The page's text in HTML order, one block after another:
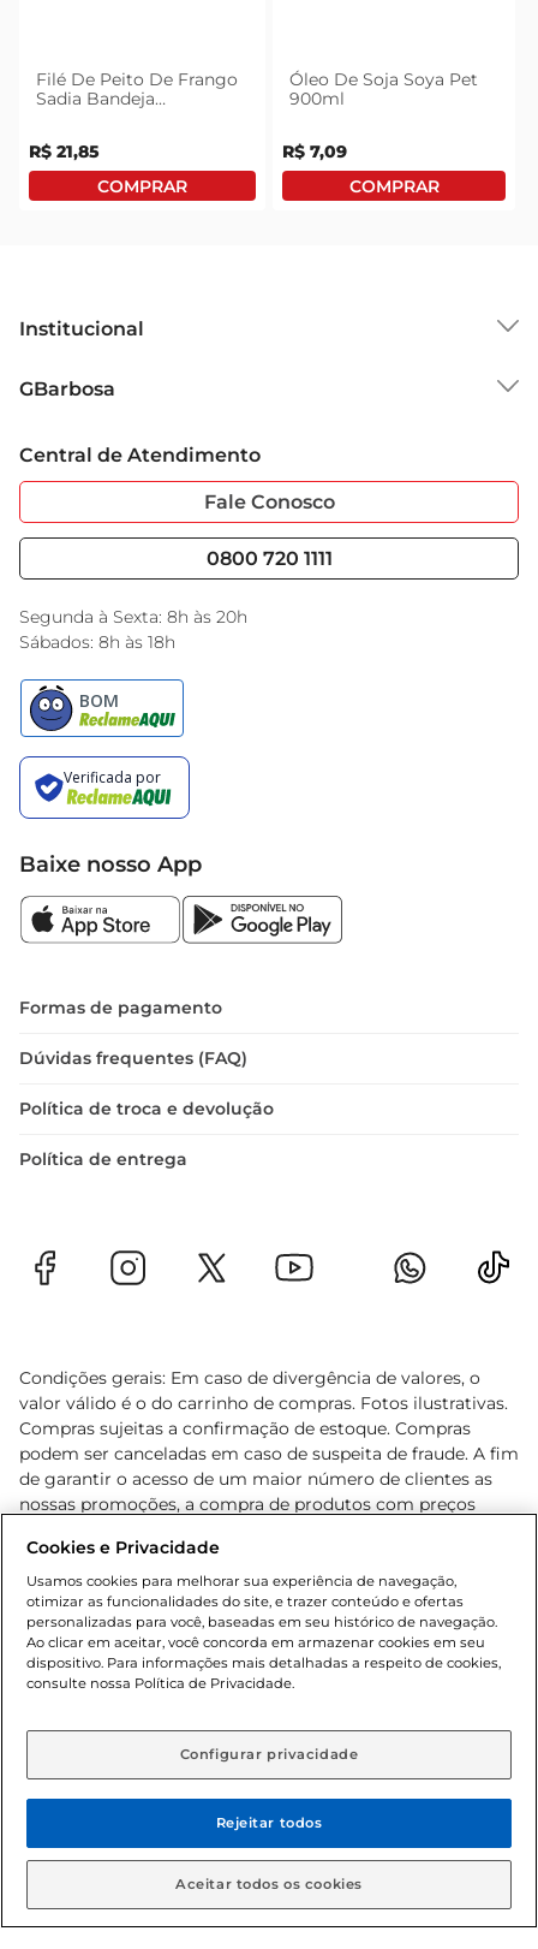
Filé De Peito De Frango
Sadia Bandeja
R$ 21,85
Óleo De Soja Soya Pet
900ml
R$ 7,09
Institucional
Grupo Cencosud
Sobre Privacidade
Portal do Fornecedo
Nossas Lojas
GBarbosa
Garantia Estendida
Serviços
Black Friday
Encarte do Dia
Central de Atendimento
Fale Conosco
0800 720 1111
Segunda à Sexta: 8h às 20h
Sábados: 8h às 18h
Baixe nosso App
Formas de pagamento
Dúvidas frequentes (FAQ)
Política de troca e devolução
Política de entrega
Condições gerais: Em caso de divergência de valores, o
valor válido é o do carrinho de compras. Fotos ilustrativas.
Compras sujeitas a confirmação de estoque. Compras
podem ser canceladas em caso de suspeita de fraude. A fim
de garantir o acesso de um maior número de clientes as
nossas promoções, a compra de produtos com preços
cliente. Os preços, ofertas e condições são exclusivos para
o e-commerce e válidos durante o dia de hoje, podendo
sofrer alterações sem prévia notificação. Proibida a venda
de bebidas alcoólicas para menores de 18 anos, conforme
Lei n.º 8069/90, art. 81, inciso II (Estatuto da Criança e do
Adolescente). Preços e condições exclusivos para o
aviso prévio. O valor mínimo para as compras on-line é de
© 2026 Copyright. Todos os direitos
reservados Gbarbosa.
Cookies e Privacidade
Usamos cookies para melhorar sua experiência de navegação,
otimizar as funcionalidades do site, e trazer conteúdo e ofertas
personalizadas para você, baseadas em seu histórico de navegação.
Ao clicar em aceitar, você concorda em armazenar cookies em seu
dispositivo. Para informações mais detalhadas a respeito de cookies,
consulte nossa Política de Privacidade.
Configurar privacidade
Rejeitar todos
Aceitar todos os cookies